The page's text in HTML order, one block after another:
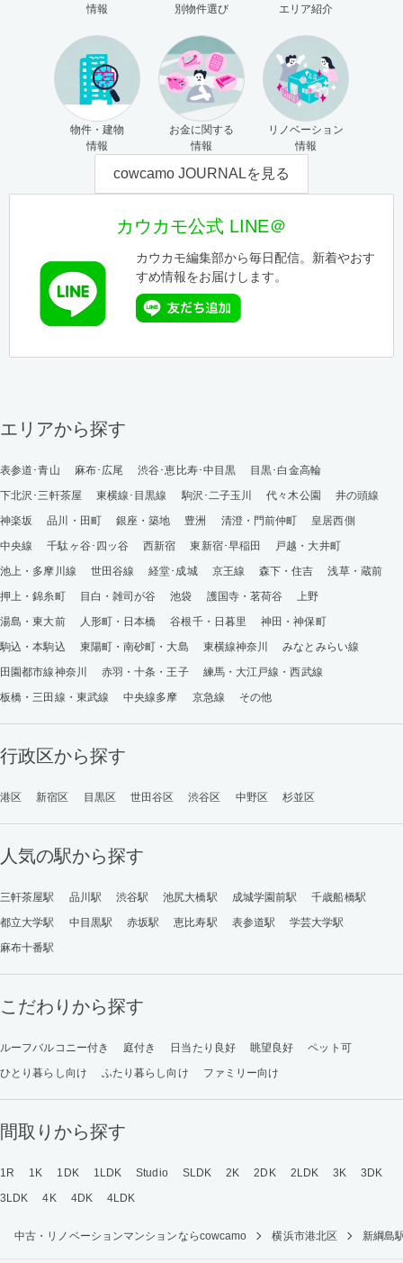
情報
別物件選び
エリア紹介
物件・建物
情報
お金に関する
情報
リノベーション
情報
cowcamo JOURNALを見る
カウカモ公式 LINE＠
カウカモ編集部から毎日配信。新着やおす
すめ情報をお届けします。
エリアから探す
表参道･青山 麻布･広尾 渋谷･恵比寿･中目黒
目黒･白金高輪
下北沢･三軒茶屋
東横線･目黒線 駒沢･二子玉川 代々木公園
井の頭線
神楽坂
品川・田町 銀座・築地 豊洲 清澄・門前仲町
皇居西側
中央線
千駄ヶ谷･四ッ谷 西新宿 東新宿･早稲田
戸越・大井町
池上・多摩川線
世田谷線 経堂･成城 京王線 森下・住吉
浅草・蔵前
押上・錦糸町
目白・雑司が谷 池袋 護国寺・茗荷谷
上野
湯島・東大前
人形町・日本橋 谷根千・日暮里
神田・神保町
駒込・本駒込
東陽町・南砂町・大島 東横線神奈川
みなとみらい線
田園都市線神奈川
赤羽・十条・王子
練馬・大江戸線・西武線
板橋・三田線・東武線
中央線多摩 京急線 その他
行政区から探す
港区 新宿区 目黒区 世田谷区 渋谷区 中野区 杉並区
人気の駅から探す
三軒茶屋駅 品川駅 渋谷駅 池尻大橋駅 成城学園前駅
千歳船橋駅
都立大学駅
中目黒駅 赤坂駅 恵比寿駅 表参道駅
学芸大学駅
麻布十番駅
こだわりから探す
ルーフバルコニー付き 庭付き 日当たり良好 眺望良好
ペット可
ひとり暮らし向け
ふたり暮らし向け ファミリー向け
間取りから探す
1R 1K 1DK 1LDK Studio SLDK 2K 2DK 2LDK 3K
3DK
3LDK
4K 4DK 4LDK
中古・リノベーションマンションならcowcamo 横浜市港北区 新綱島